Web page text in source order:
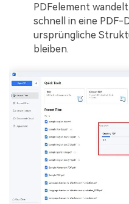
PDFelement
schnell in eine PDF-
ursprüngliche
bleiben.